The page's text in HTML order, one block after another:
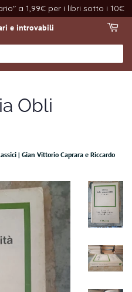
a 1,99€ per i libri sotto i 10€
e introvabili
Obli
| Gian Vittorio Caprara e Riccardo